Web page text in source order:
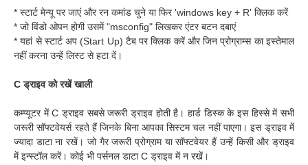
* स्टार्ट मेन्यू पर जाएं और रन कमांड चुने या फिर 'windows key + R' क्लिक करें
* जो विंडो ओपन होगी उसमें "msconfig" लिखकर एंटर बटन दबाएं
* यहां से स्टार्ट अप (Start Up) टैब पर क्लिक करें और जिन प्रोग्राम्स का इस्तेमाल
नहीं करना उन्हें लिस्ट से हटा दें।
C ड्राइव को रखें खाली
कम्प्यूटर में C ड्राइव सबसे जरूरी ड्राइव होती है। हार्ड डिस्क के इस हिस्से में सभी
जरूरी सॉफ्टवेयर्स रहते हैं जिनके बिना आपका सिस्टम चल नहीं पाएगा। इस ड्राइव में
ज्यादा डाटा ना रखें। जो गैर जरूरी प्रोग्राम या सॉफ्टवेयर हैं उन्हें किसी और ड्राइव
में इन्स्टॉल करें। कोई भी पर्सनल डाटा C ड्राइव में न रखें।